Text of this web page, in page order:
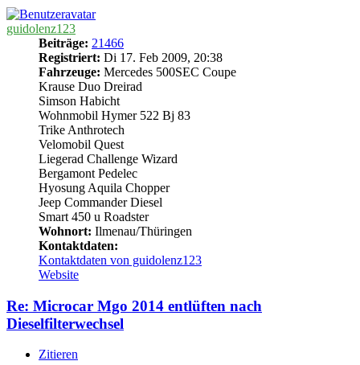
guidolenz123
Beiträge: 21466
Registriert: Di 17. Feb 2009, 20:38
Fahrzeuge: Mercedes 500SEC Coupe
Krause Duo Dreirad
Simson Habicht
Wohnmobil Hymer 522 Bj 83
Trike Anthrotech
Velomobil Quest
Liegerad Challenge Wizard
Bergamont Pedelec
Hyosung Aquila Chopper
Jeep Commander Diesel
Smart 450 u Roadster
Wohnort: Ilmenau/Thüringen
Kontaktdaten:
Kontaktdaten von guidolenz123
Website
Re: Microcar Mgo 2014 entlüften nach
Dieselfilterwechsel
Zitieren